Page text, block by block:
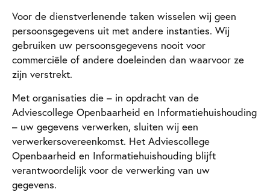
Voor de dienstverlenende taken wisselen wij geen
persoonsgegevens uit met andere instanties. Wij
gebruiken uw persoonsgegevens nooit voor
commerciële of andere doeleinden dan waarvoor ze
zijn verstrekt.
Met organisaties die – in opdracht van de
Adviescollege Openbaarheid en Informatiehuishouding
– uw gegevens verwerken, sluiten wij een
verwerkersovereenkomst. Het Adviescollege
Openbaarheid en Informatiehuishouding blijft
verantwoordelijk voor de verwerking van uw
gegevens.